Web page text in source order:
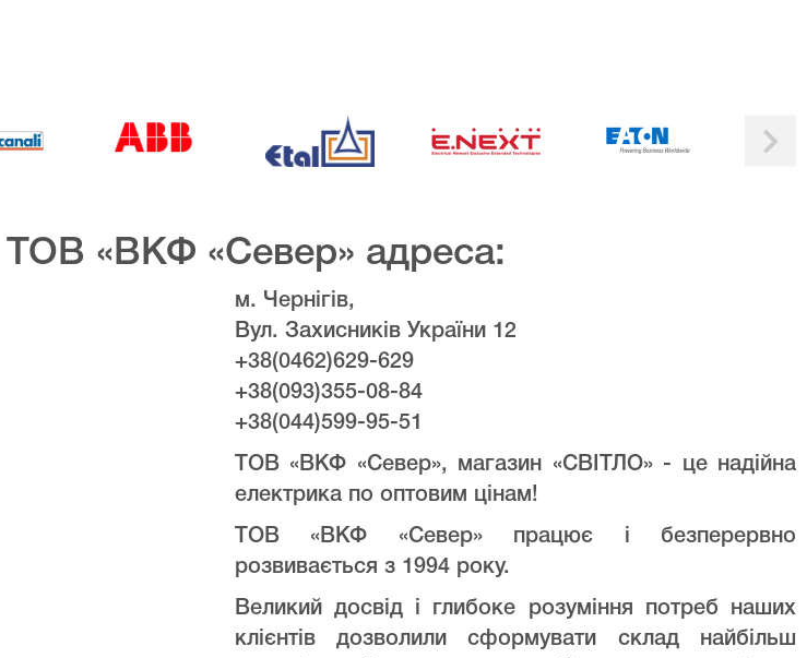
«ВКФ «Север» адреса:
м. Чернігів,
Вул. Захисників України 12
+38(0462)629-629
+38(093)355-08-84
+38(044)599-95-51
ТОВ «ВКФ «Север», магазин «СВІТЛО» - це надійна
електрика по оптовим цінам!
ТОВ «ВКФ «Север» працює і безперервно
розвивається з 1994 року.
Великий досвід і глибоке розуміння потреб наших
клієнтів дозволили сформувати склад найбільш